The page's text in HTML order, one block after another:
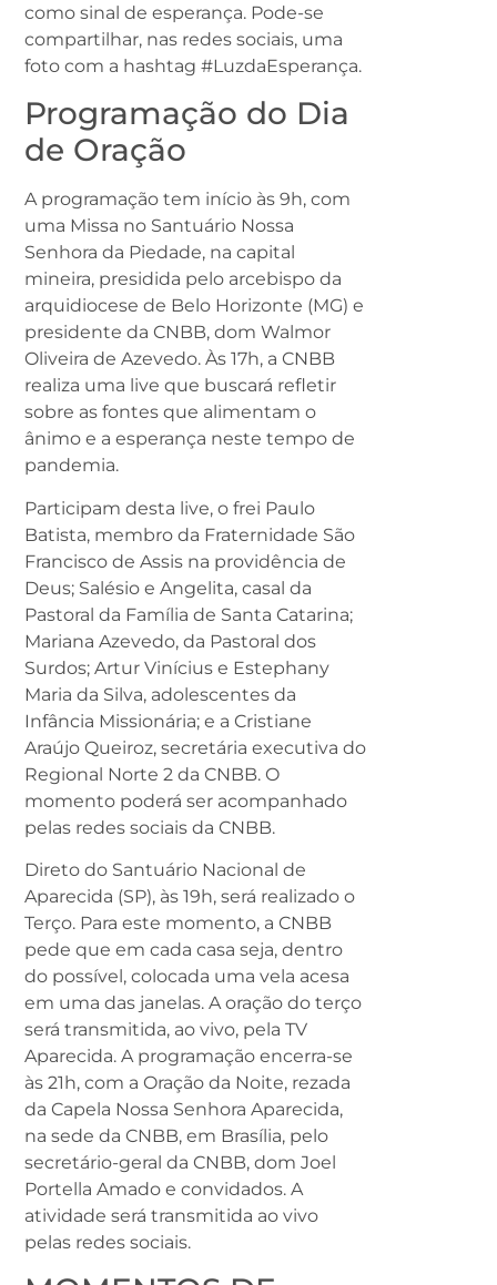
como sinal de esperança. Pode-se
compartilhar, nas redes sociais, uma
foto com a hashtag #LuzdaEsperança.
Programação do Dia
de Oração
A programação tem início às 9h, com
uma Missa no Santuário Nossa
Senhora da Piedade, na capital
mineira, presidida pelo arcebispo da
arquidiocese de Belo Horizonte (MG) e
presidente da CNBB, dom Walmor
Oliveira de Azevedo. Às 17h, a CNBB
realiza uma live que buscará refletir
sobre as fontes que alimentam o
ânimo e a esperança neste tempo de
pandemia.
Participam desta live, o frei Paulo
Batista, membro da Fraternidade São
Francisco de Assis na providência de
Deus; Salésio e Angelita, casal da
Pastoral da Família de Santa Catarina;
Mariana Azevedo, da Pastoral dos
Surdos; Artur Vinícius e Estephany
Maria da Silva, adolescentes da
Infância Missionária; e a Cristiane
Araújo Queiroz, secretária executiva do
Regional Norte 2 da CNBB. O
momento poderá ser acompanhado
pelas redes sociais da CNBB.
Direto do Santuário Nacional de
Aparecida (SP), às 19h, será realizado o
Terço. Para este momento, a CNBB
pede que em cada casa seja, dentro
do possível, colocada uma vela acesa
em uma das janelas. A oração do terço
será transmitida, ao vivo, pela TV
Aparecida. A programação encerra-se
às 21h, com a Oração da Noite, rezada
da Capela Nossa Senhora Aparecida,
na sede da CNBB, em Brasília, pelo
secretário-geral da CNBB, dom Joel
Portella Amado e convidados. A
atividade será transmitida ao vivo
pelas redes sociais.